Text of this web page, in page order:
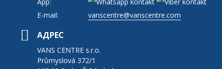
E-mail:
vanscentre@vanscentre.com
АДРЕС
VANS CENTRE s.r.o.
Průmyslová 372/1